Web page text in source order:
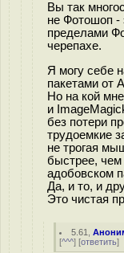
Вы так
не Фотошоп -
пределами
черепахе.
Я могу себе
пакетами от
Но на кой
и
без потери
трудоемкие
не трогая
быстрее,
адобовском
Да, и то, и
Это чистая
5.61 ,
[^^^] [ответить]